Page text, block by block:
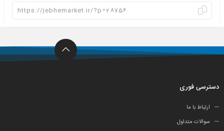
دسترسی فوری
ارتباط با ما
سوالات متداول